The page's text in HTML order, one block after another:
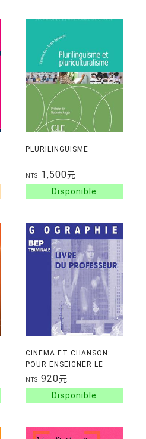
PLURILINGUISME
NT$ 1,500元
CINEMA ET CHANSON:
POUR ENSEIGNER LE
FRANCAIS AUTREMENT
NT$ 920元